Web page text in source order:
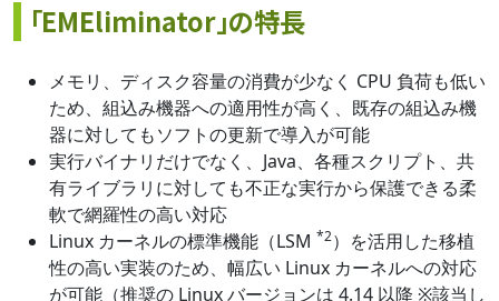
「EMEliminator」の特長
メモリ、ディスク容量の消費が少なく CPU 負荷も低い
ため、組込み機器への適用性が高く、既存の組込み機
器に対してもソフトの更新で導入が可能
実行バイナリだけでなく、Java、各種スクリプト、共
有ライブラリに対しても不正な実行から保護できる柔
軟で網羅性の高い対応
Linux カーネルの標準機能（LSM *2）を活用した移植
性の高い実装のため、幅広い Linux カーネルへの対応
が可能（推奨の Linux バージョンは 4.14 以降 ※該当し